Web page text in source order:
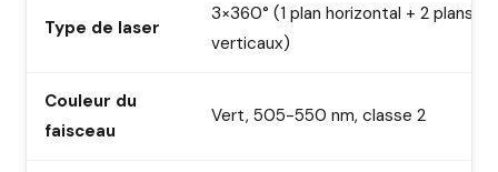
Type de laser
3×360° (1 plan horizontal + 2 plans
verticaux)
Couleur du
faisceau
Vert, 505-550 nm, classe 2